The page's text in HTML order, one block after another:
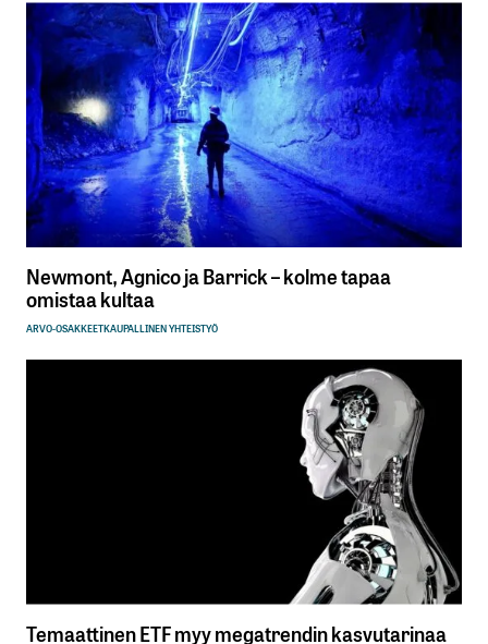
Newmont, Agnico ja Barrick – kolme tapaa
omistaa kultaa
ARVO-OSAKKEETKAUPALLINEN YHTEISTYÖ
Temaattinen ETF myy megatrendin kasvutarinaa